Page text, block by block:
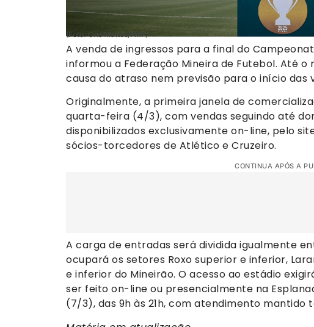
(Foto: Cris Mattos/FMF)
A venda de ingressos para a final do
informou a Federação Mineira de Futebol. Até
causa do atraso nem previsão para o início das
Originalmente, a primeira janela de
quarta-feira (4/3), com vendas seguindo até
disponibilizados exclusivamente on-line, pelo
sócios-torcedores de Atlético e Cruzeiro.
CONTINUA APÓS A
A carga de entradas será dividida igualmente
ocupará os setores Roxo superior e inferior,
e inferior do Mineirão. O acesso ao estádio
ser feito on-line ou presencialmente na
(7/3), das 9h às 21h, com atendimento mantido